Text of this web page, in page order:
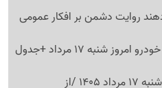
روایت دشمن بر افکار عمومی
آخرین قیمت محصولات ایران خودرو امروز شنبه 17 مرداد +جدول
برنامه مسابقات ورزشی امروز شنبه 17 مرداد 1405 /از